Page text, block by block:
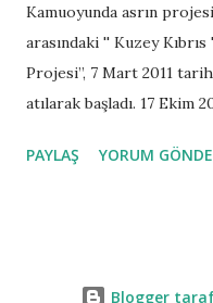
Kamuoyunda asrın
arasındaki '' Kuzey
Projesi”, 7 Mart 2011
atılarak başladı. 17 Ekim
proje ile Kuzey Kıbrıs’a
gündem oluştu. Bu
PAYLAŞ YORUM
Blogger